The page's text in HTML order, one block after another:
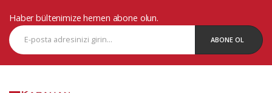
Haber bültenimize hemen abone olun.
ABONE OL